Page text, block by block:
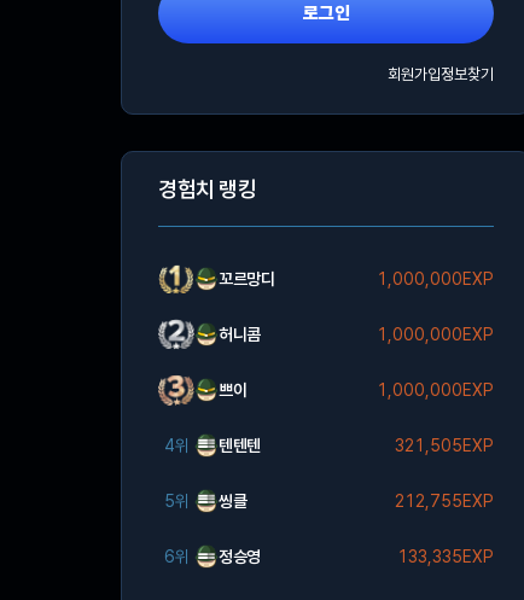
로그인
회원가입정보찾기
경험치 랭킹
꼬르망디 1,000,000EXP
허니콤 1,000,000EXP
쁘이 1,000,000EXP
4위 텐텐텐 321,505EXP
5위 씽클 212,755EXP
6위 정승영 133,335EXP